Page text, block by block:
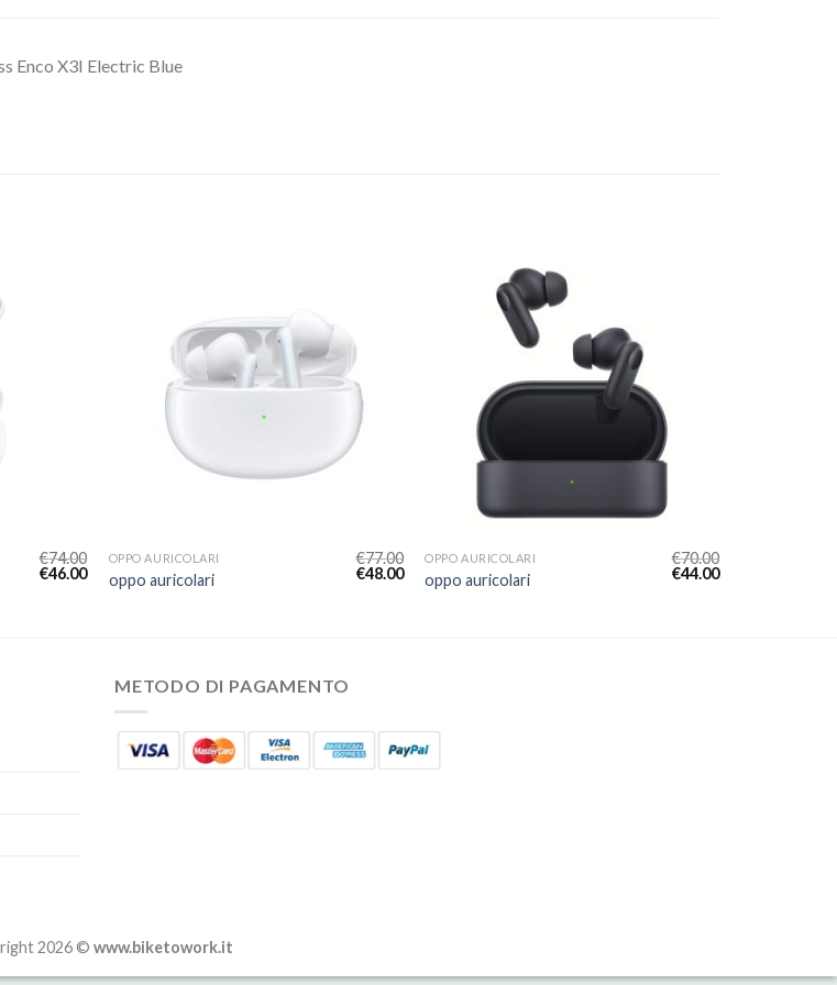
Enco X3I Electric Blue
€74.00
€46.00
OPPO AURICOLARI
oppo auricolari
€77.00
€48.00
OPPO AURICOLARI
oppo auricolari
€70.00
€44.00
METODO DI PAGAMENTO
2026 © www.biketowork.it